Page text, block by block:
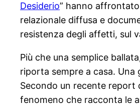
Desiderio” hanno
relazionale diffusa e
resistenza degli affetti, sul
Più che una semplice
riporta sempre a casa. Una
Secondo un recente report
fenomeno che racconta le